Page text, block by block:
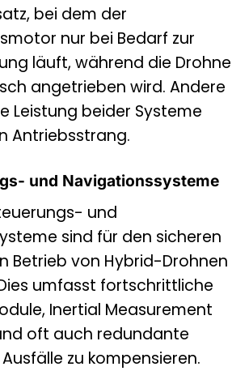
bei dem der
nur bei Bedarf zur
läuft, während die Drohne
angetrieben wird. Andere
Leistung beider Systeme
Antriebsstrang.
und Navigationssysteme
und
sind für den sicheren
Betrieb von Hybrid-Drohnen
umfasst fortschrittliche
Inertial Measurement
oft auch redundante
zu kompensieren.